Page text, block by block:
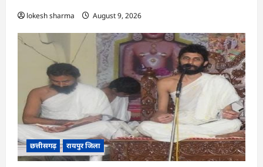
lokesh sharma August 9, 2026
छत्तीसगढ़ रायपुर जिला